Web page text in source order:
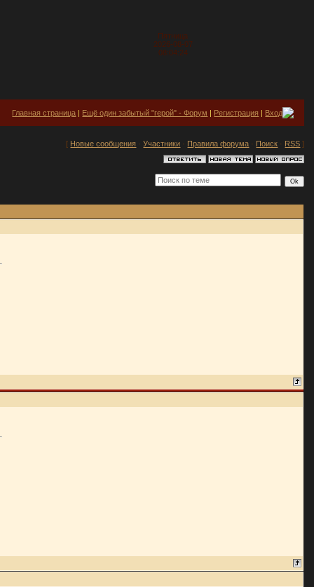
Пятница
2026-08-07
08:04:24
Главная страница | Ещё один забытый "герой" - Форум | Регистрация | Вход
[ Новые сообщения ·Участники · Правила форума · Поиск · RSS ]